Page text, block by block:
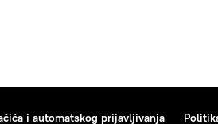
i automatskog prijavljivanja